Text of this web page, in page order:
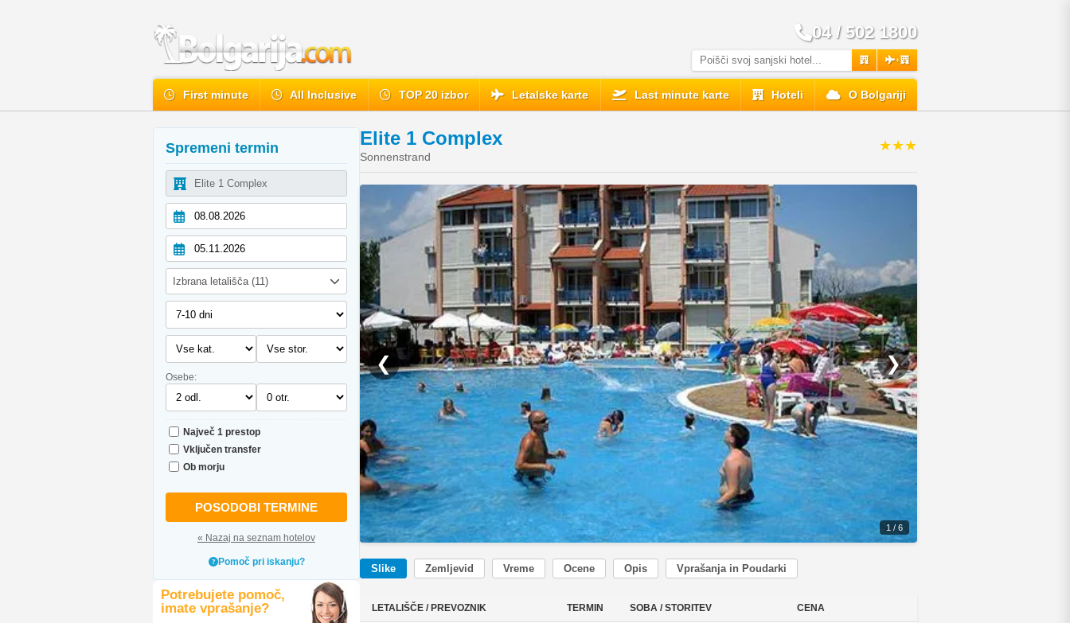
04 / 502 1800
+
First minute All Inclusive TOP 20 izbor Letalske karte Last minute karte Hoteli O Bolgariji
Spremeni termin
Izbrana letališča (11)
Osebe:
Največ 1 prestop
Vključen transfer
Ob morju
POSODOBI TERMINE
« Nazaj na seznam hotelov
Pomoč pri iskanju?
Potrebujete pomoč,
imate vprašanje?
Elite 1 Complex
Sonnenstrand
★★★
❮ ❯
1 / 6
Slike Zemljevid Vreme Ocene Opis Vprašanja in Poudarki
LETALIŠČE / PREVOZNIK TERMIN SOBA / STORITEV CENA